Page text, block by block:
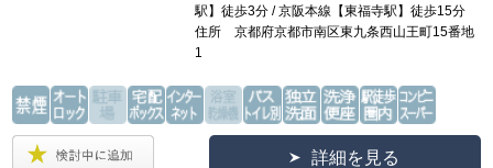
駅】徒歩3分 / 京阪本線【東福寺駅】徒歩15分
住所 京都府京都市南区東九条西山王町15番地
1
詳細を見る